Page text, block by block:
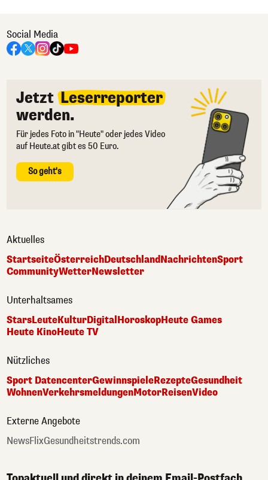
Social Media
Jetzt Leserreporter
werden.
Für jedes Foto in "Heute" oder jedes Video
auf Heute.at gibt es 50 Euro.
So geht's
Aktuelles
StartseiteÖsterreichDeutschlandNachrichtenSport
CommunityWetterNewsletter
Unterhaltsames
StarsLeuteKulturDigital HoroskopHeute Games
Heute KinoHeute TV
Nützliches
Sport DatencenterGewinnspieleRezepteGesundheit
WohnenVerkehrsmeldungenMotorReisenVideo
Externe Angebote
NewsFlixGesundheitstrends.com